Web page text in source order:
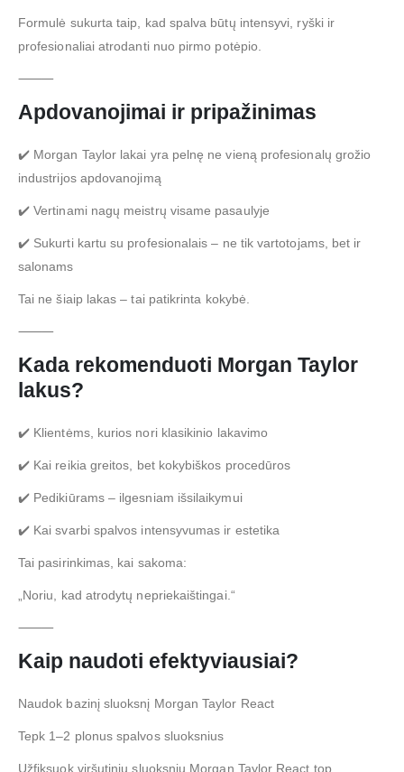
Formulė sukurta taip, kad spalva būtų intensyvi, ryški ir
profesionaliai atrodanti nuo pirmo potėpio.
⸻
Apdovanojimai ir pripažinimas
✔️ Morgan Taylor lakai yra pelnę ne vieną profesionalų grožio
industrijos apdovanojimą
✔️ Vertinami nagų meistrų visame pasaulyje
✔️ Sukurti kartu su profesionalais – ne tik vartotojams, bet ir
salonams
Tai ne šiaip lakas – tai patikrinta kokybė.
⸻
Kada rekomenduoti Morgan Taylor
lakus?
✔️ Klientėms, kurios nori klasikinio lakavimo
✔️ Kai reikia greitos, bet kokybiškos procedūros
✔️ Pedikiūrams – ilgesniam išsilaikymui
✔️ Kai svarbi spalvos intensyvumas ir estetika
Tai pasirinkimas, kai sakoma:
„Noriu, kad atrodytų nepriekaištingai.“
⸻
Kaip naudoti efektyviausiai?
Naudok bazinį sluoksnį Morgan Taylor React
Tepk 1–2 plonus spalvos sluoksnius
Užfiksuok viršutiniu sluoksniu Morgan Taylor React top